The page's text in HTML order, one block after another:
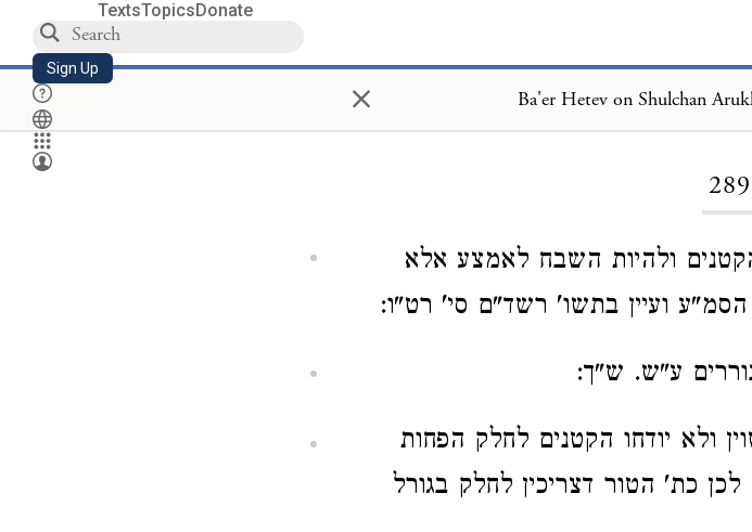
TextsTopicsDonate
Sign Up × Ba'er Hetev on Shulchan
289
ולהיות השבח לאמצע אלא
ועיין בתשו' רשד"ם סי' רט"ו:
ע"ש. ש"ך:
ולא יודחו הקטנים לחלק הפחות
כת' הטור דצריכין לחלק בגורל